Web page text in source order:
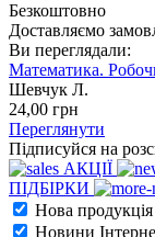
Безкоштовно
Доставляємо
Ви переглядали:
Математика.
Шевчук Л.
24,00 грн
Переглянути
Підписуйся на
АКЦІЇ
ПІДБІРКИ
Нова
Новини